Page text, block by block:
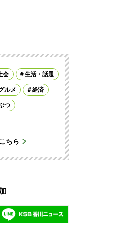
会 生活・話題
ルメ 経済
つ
ちら